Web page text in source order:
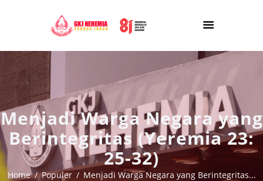
Menjadi Warga Negara yang
Berintegritas (Yeremia 23:
25-32)
Home Populer Menjadi Warga Negara yang Berintegritas...